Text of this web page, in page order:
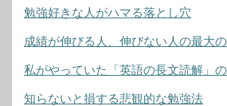
勉強好きな人がハマる落とし穴
成績が伸びる人、伸びない人の最大
私がやっていた「英語の長文読解」
知らないと損する悲観的な勉強法